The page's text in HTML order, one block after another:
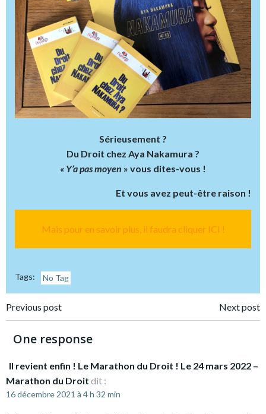
Sérieusement ?
Du Droit chez Aya Nakamura ?
« Y’a pas moyen » vous dites-vous !
Et vous avez peut-être raison !
Mais pour en savoir plus, il faudra cliquer ICI !
Tags: No Tag
Post
navigation
Previous post Next post
One response
Il revient enfin ! Le Marathon du Droit ! Le 24 mars 2022 –
Marathon du Droit dit :
16 décembre 2021 à 4 h 32 min